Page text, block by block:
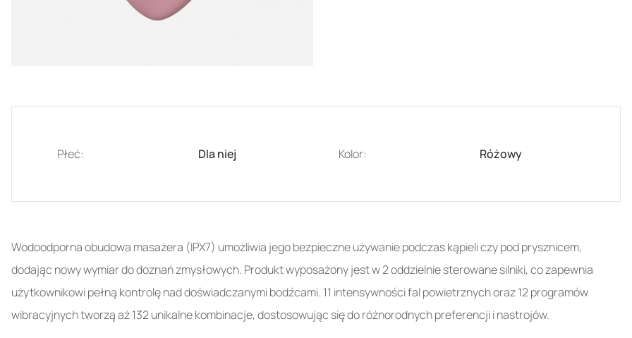
Płeć: Dla niej Kolor: Różowy
Wodoodporna obudowa masażera (IPX7) umożliwia jego bezpieczne używanie podczas kąpieli czy pod prysznicem,
dodając nowy wymiar do doznań zmysłowych. Produkt wyposażony jest w 2 oddzielnie sterowane silniki, co zapewnia
użytkownikowi pełną kontrolę nad doświadczanymi bodźcami. 11 intensywności fal powietrznych oraz 12 programów
wibracyjnych tworzą aż 132 unikalne kombinacje, dostosowując się do różnorodnych preferencji i nastrojów.